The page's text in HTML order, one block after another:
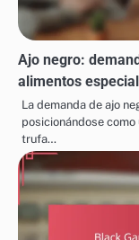
Ajo negro:
alimentos
La demanda de ajo
posicionándose
trufa…